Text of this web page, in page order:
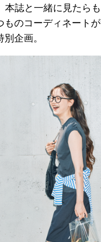
本誌と一緒に見たら
ものコーディネート
企画。